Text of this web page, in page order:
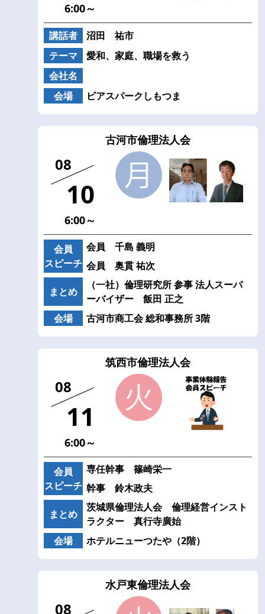
6:00～
講話者
沼田 祐市
テーマ
愛和、家庭、職場を救う
会社名
会場
ビアスパークしもつま
古河市倫理法人会
08
10
6:00～
会員
スピーチ
会員 千島 義明
会員 奥貫 祐次
まとめ
（一社）倫理研究所 参事 法人スーパ
ーバイザー 飯田 正之
会場
古河市商工会 総和事務所 3階
筑西市倫理法人会
08
11
6:00～
会員
スピーチ
専任幹事 篠崎栄一
幹事 鈴木政夫
まとめ
茨城県倫理法人会 倫理経営インスト
ラクター 真行寺廣始
会場
ホテルニューつたや（2階）
水戸東倫理法人会
08